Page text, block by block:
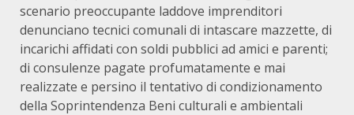
scenario preoccupante laddove imprenditori
denunciano tecnici comunali di intascare mazzette, di
incarichi affidati con soldi pubblici ad amici e parenti;
di consulenze pagate profumatamente e mai
realizzate e persino il tentativo di condizionamento
della Soprintendenza Beni culturali e ambientali